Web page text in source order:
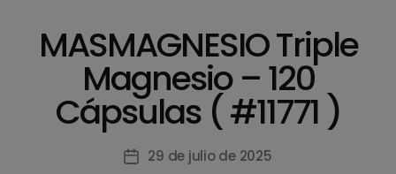
MASMAGNESIO Triple
Magnesio – 120
Cápsulas ( #11771 )
29 de julio de 2025